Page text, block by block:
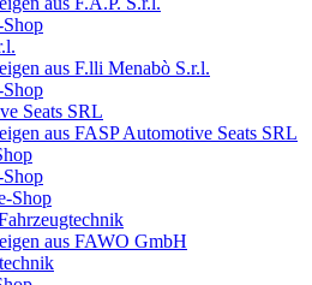
aus F.lli Menabò S.r.l.
Seats SRL
aus FASP Automotive Seats SRL
Shop
aus FAWO GmbH